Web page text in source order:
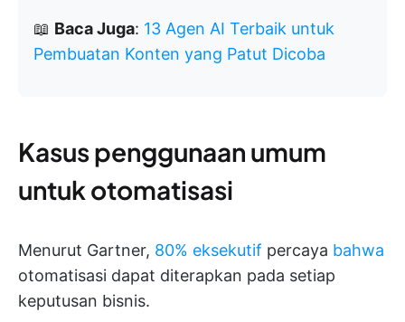
📖 Baca Juga: 13 Agen AI Terbaik untuk
Pembuatan Konten yang Patut Dicoba
Kasus penggunaan umum
untuk otomatisasi
Menurut Gartner, 80% eksekutif percaya bahwa
otomatisasi dapat diterapkan pada setiap
keputusan bisnis.